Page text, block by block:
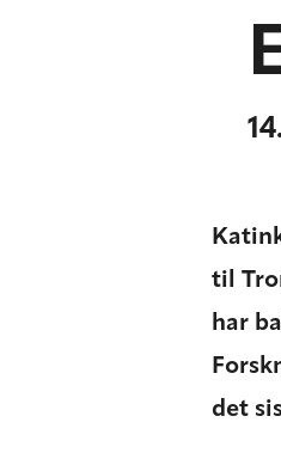
til
har
det